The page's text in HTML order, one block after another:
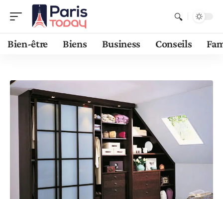
Bien-être Biens Business Conseils